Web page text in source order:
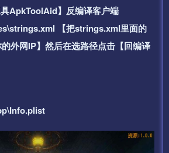
ApkToolAid】反编译客户端
【把strings.xml里面的
外网IP】然后在选路径点击【回编译